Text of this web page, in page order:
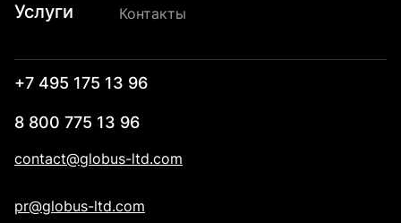
Контакты
Услуги
+7 495 175 13 96
8 800 775 13 96
contact@globus-ltd.com
pr@globus-ltd.com